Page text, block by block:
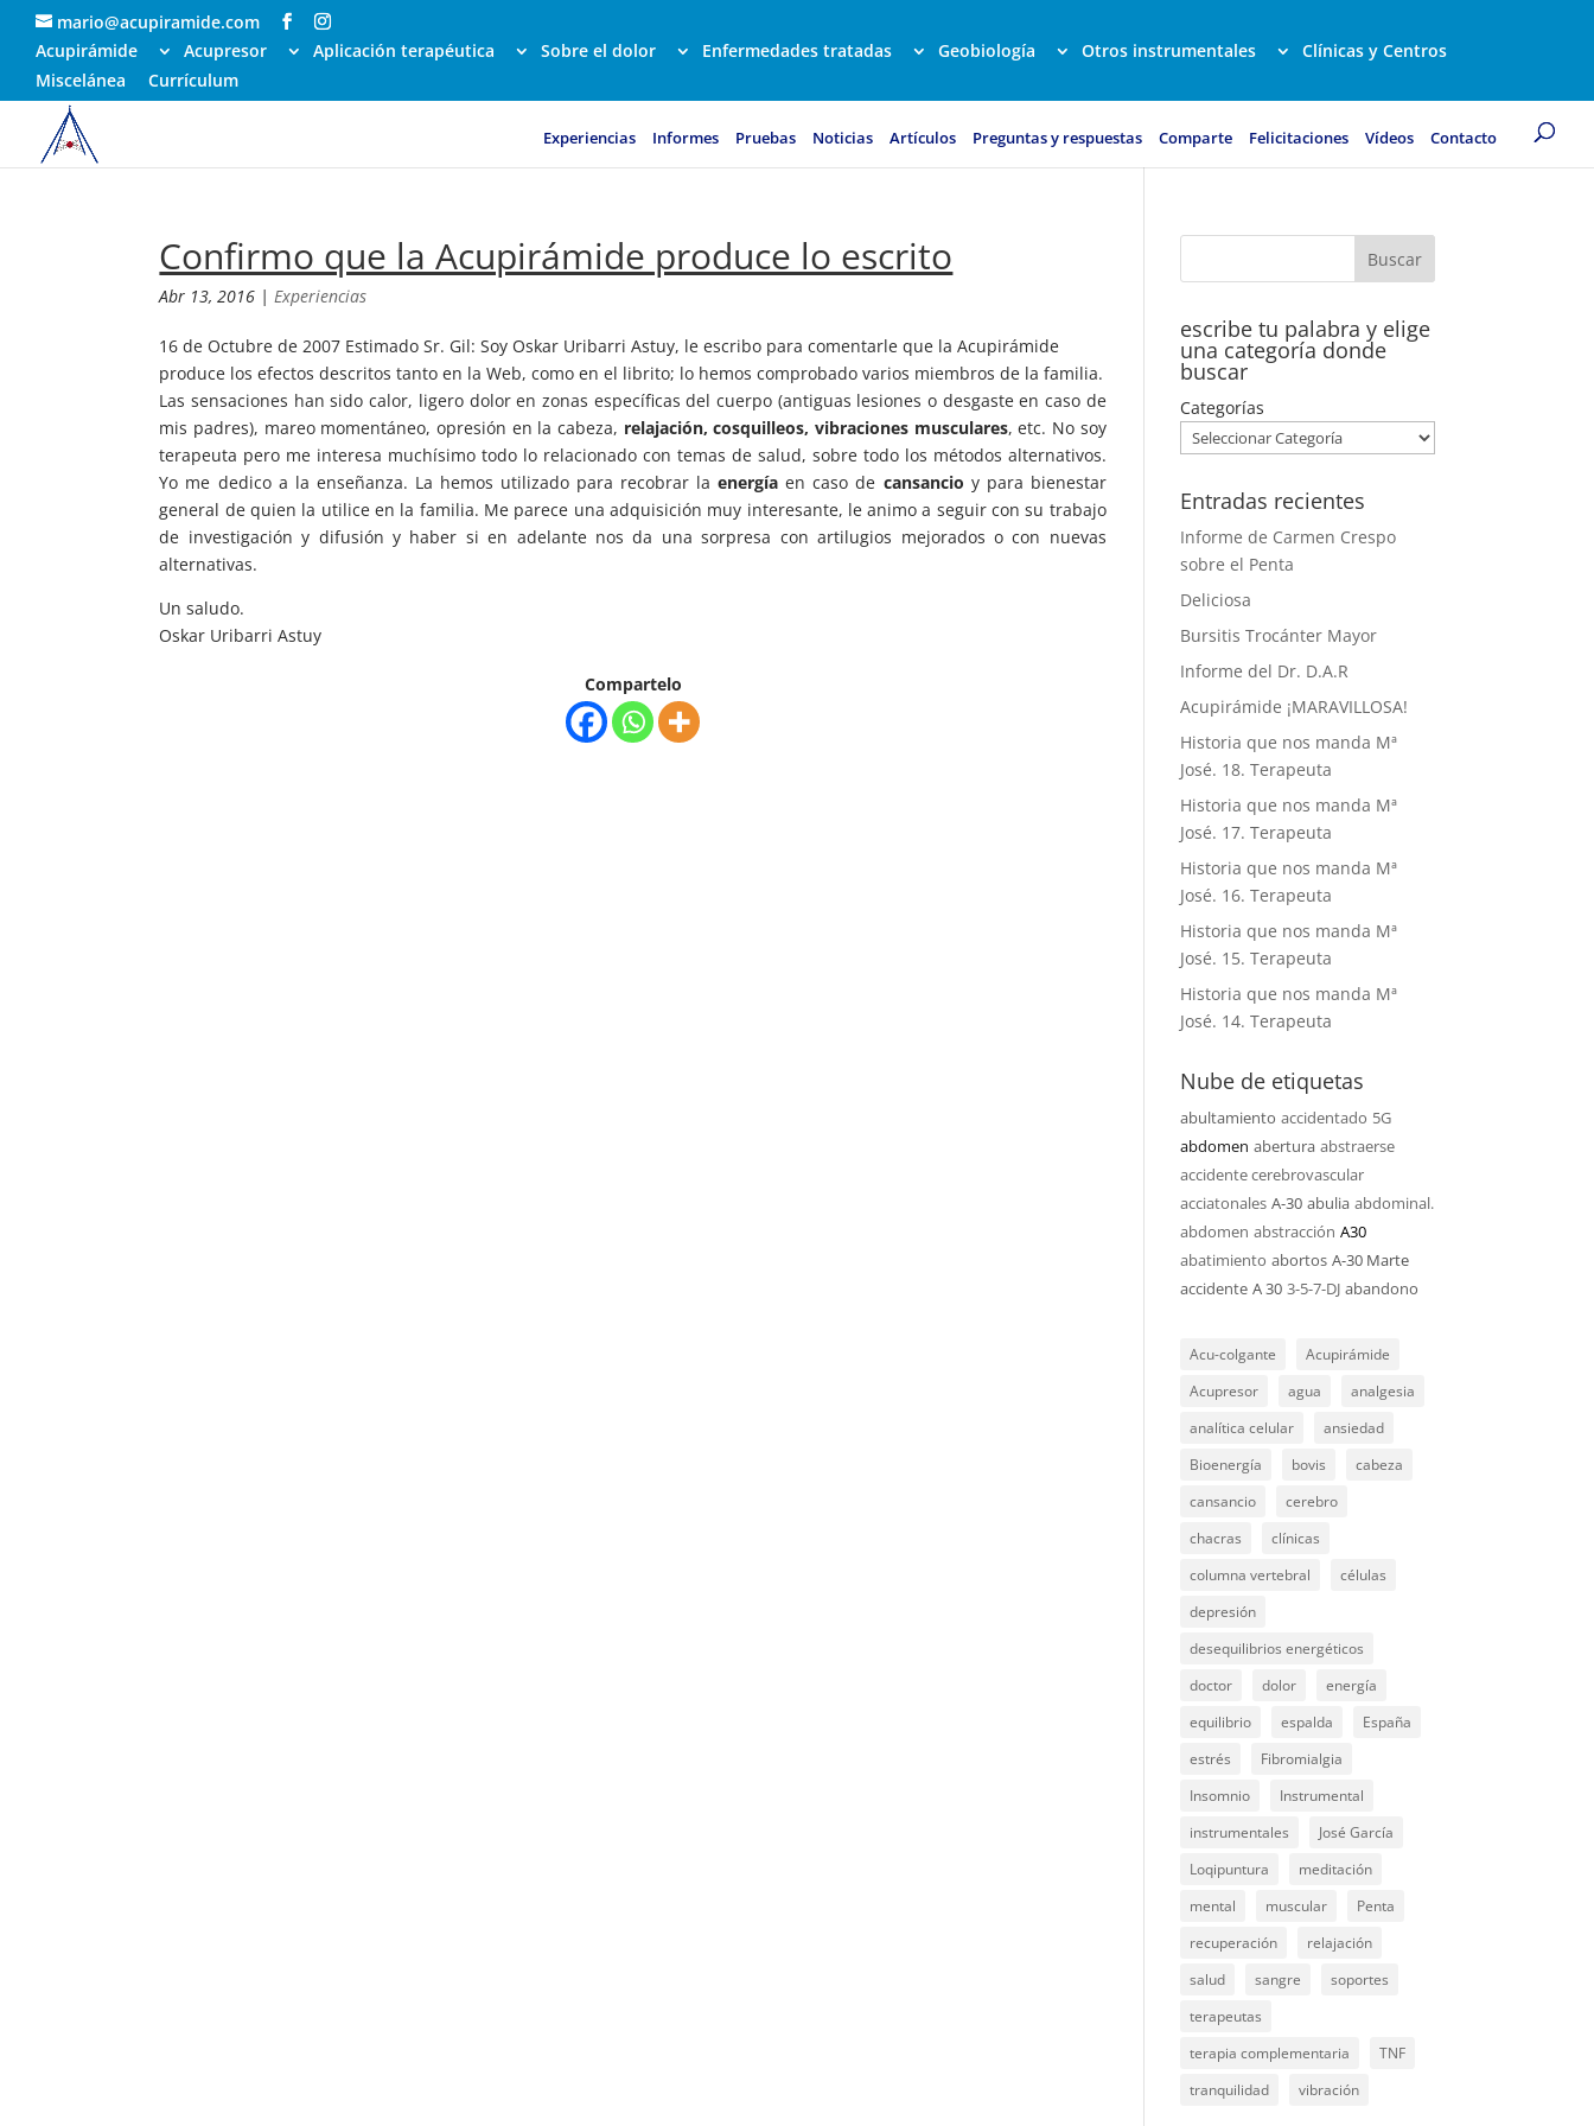
mario@acupiramide.com
Acupirámide
Acupresor Aplicación terapéutica Sobre el dolor Enfermedades tratadas Geobiología Otros instrumentales
Clínicas y Centros
Miscelánea
Currículum
Experiencias Informes Pruebas Noticias Artículos Preguntas y respuestas Comparte Felicitaciones Vídeos Contacto
Confirmo que la Acupirámide produce lo escrito
Abr 13, 2016 |Experiencias
16 de Octubre de 2007 Estimado Sr. Gil: Soy Oskar Uribarri Astuy, le escribo para comentarle que la Acupirámide
produce los efectos descritos tanto en la Web, como en el librito; lo hemos comprobado varios miembros de la familia.
Las sensaciones han sido calor, ligero dolor en zonas específicas del cuerpo (antiguas lesiones o desgaste en caso de
mis padres), mareo momentáneo, opresión en la cabeza, relajación, cosquilleos, vibraciones musculares, etc. No soy
terapeuta pero me interesa muchísimo todo lo relacionado con temas de salud, sobre todo los métodos alternativos.
Yo me dedico a la enseñanza. La hemos utilizado para recobrar laenergía en caso de cansancio y para bienestar
general de quien la utilice en la familia. Me parece una adquisición muy interesante, le animo a seguir con su trabajo
de investigación y difusión y haber si en adelante nos da una sorpresa con artilugios mejorados o con nuevas
alternativas.
Un saludo.
Oskar Uribarri Astuy
Compartelo
escribe tu palabra y elige
una categoría donde
buscar
Categorías
Entradas recientes
Informe de Carmen Crespo
sobre el Penta
Deliciosa
Bursitis Trocánter Mayor
Informe del Dr. D.A.R
Acupirámide ¡MARAVILLOSA!
Historia que nos manda Mª
José. 18. Terapeuta
Historia que nos manda Mª
José. 17. Terapeuta
Historia que nos manda Mª
José. 16. Terapeuta
Historia que nos manda Mª
José. 15. Terapeuta
Historia que nos manda Mª
José. 14. Terapeuta
Nube de etiquetas
abultamiento accidentado 5G
abdomen abertura abstraerse
accidente cerebrovascular
acciatonales A-30 abulia abdominal.
abdomen abstracción A30
abatimiento abortos A-30 Marte
accidente A 30 3-5-7-DJ abandono
Acu-colgante
Acupirámide
Acupresor
agua
analgesia
analítica celular
ansiedad
Bioenergía
bovis
cabeza
cansancio
cerebro
chacras
clínicas
columna vertebral
células
depresión
desequilibrios energéticos
doctor
dolor
energía
equilibrio
espalda
España
estrés
Fibromialgia
Insomnio
Instrumental
instrumentales
José García
Loqipuntura
meditación
mental
muscular
Penta
recuperación
relajación
salud
sangre
soportes
terapeutas
terapia complementaria
TNF
tranquilidad
vibración